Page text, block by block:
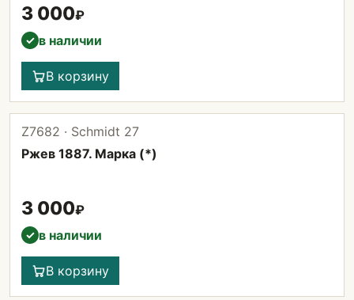
3 000₽
✓ в наличии
В корзину
Z7682 · Schmidt 27
Ржев 1887. Марка (*)
3 000₽
✓ в наличии
В корзину